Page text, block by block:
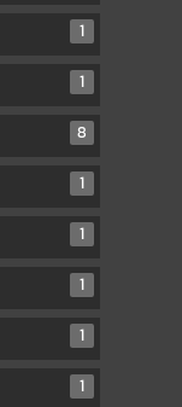
1
1
8
1
1
1
1
1